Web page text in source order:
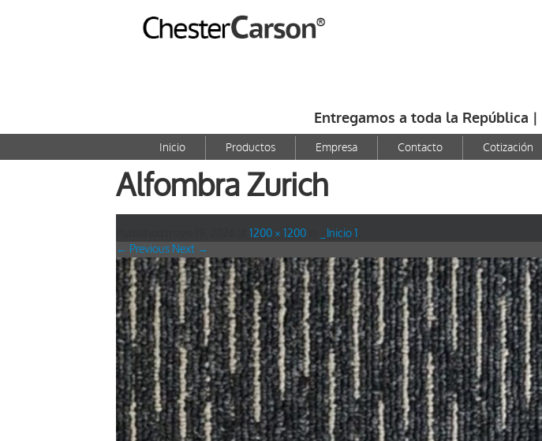
Entregamos a toda la República |
Inicio Productos Empresa Contacto Cotización
Alfombra Zurich
1200 × 1200 _Inicio 1
← Previous Next →